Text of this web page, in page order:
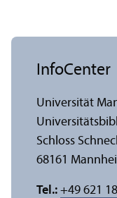
InfoCenter
Universität
Schloss
68161
Tel.: +49 621